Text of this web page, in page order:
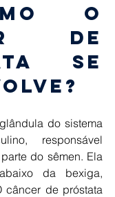
o
de
se
do sistema
responsável
do sêmen. Ela
da bexiga,
câncer de próstata